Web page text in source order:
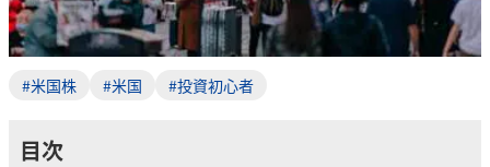
#米国株 #米国 #投資初心者
目次